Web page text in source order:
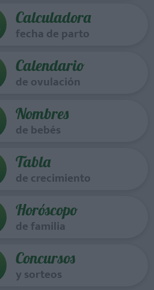
Calculadora
fecha de parto
Calendario
de ovulación
Nombres
de bebés
Tabla
de crecimiento
Horóscopo
de familia
Concursos
y sorteos